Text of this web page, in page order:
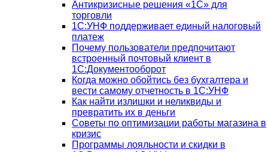
Антикризисные решения «1С» для
торговли
1С:УНФ поддерживает единый налоговый
платеж
Почему пользователи предпочитают
встроенный почтовый клиент в
1С:Документооборот
Когда можно обойтись без бухгалтера и
вести самому отчетность в 1С:УНФ
Как найти излишки и неликвиды и
превратить их в деньги
Советы по оптимизации работы магазина в
кризис
Программы лояльности и скидки в